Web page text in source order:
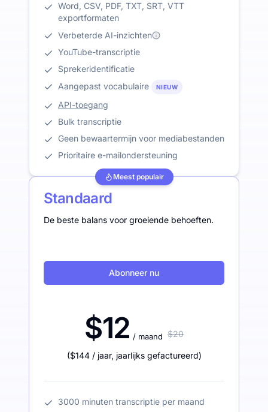
Word, CSV, PDF, TXT, SRT, VTT
exportformaten
Verbeterde AI-inzichten
YouTube-transcriptie
Sprekeridentificatie
Aangepast vocabulaire
NIEUW
API-toegang
Bulk transcriptie
Geen bewaartermijn voor mediabestanden
Prioritaire e-mailondersteuning
Meest populair
Standaard
De beste balans voor groeiende behoeften.
Abonneer nu
$12 / maand $20
($144 / jaar, jaarlijks gefactureerd)
3000 minuten transcriptie per maand